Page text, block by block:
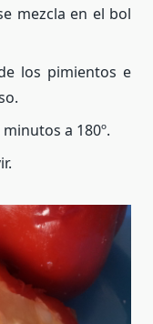
mezcla en el bol
los pimientos e
a 180º.